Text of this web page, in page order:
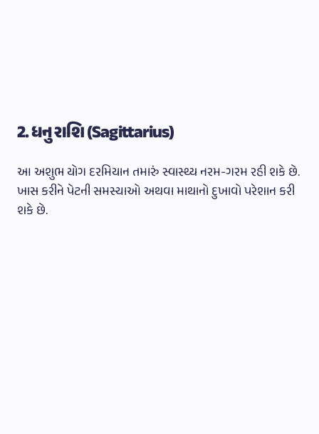
2. ધનુ રાશિ (Sagittarius)
આ અશુભ યોગ દરમિયાન તમારું સ્વાસ્થ્ય નરમ-ગરમ રહી શકે છે.
ખાસ કરીને પેટની સમસ્યાઓ અથવા માથાનો દુખાવો પરેશાન કરી
શકે છે.